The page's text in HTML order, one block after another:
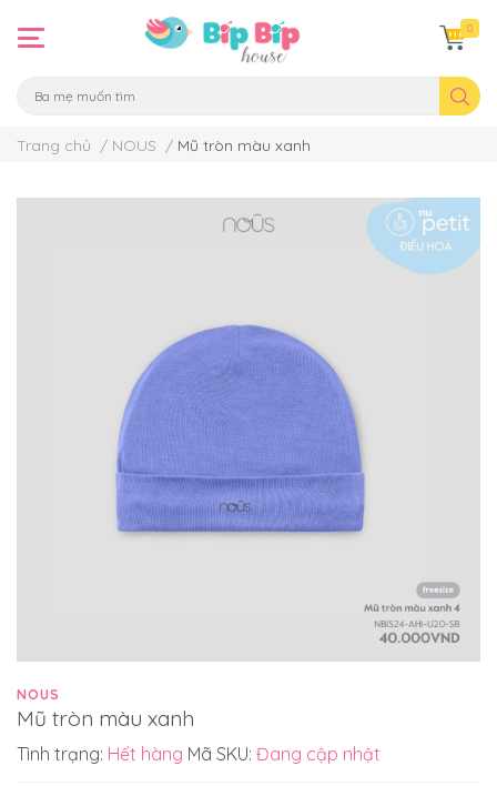
0
Trang chủ / NOUS / Mũ tròn màu xanh
NOUS
Mũ tròn màu xanh
Tình trạng: Hết hàng Mã SKU: Đang cập nhật